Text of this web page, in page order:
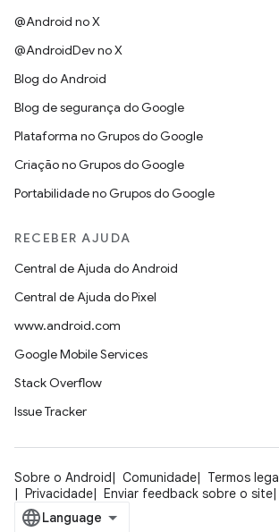
@Android no X
@AndroidDev no X
Blog do Android
Blog de segurança do Google
Plataforma no Grupos do Google
Criação no Grupos do Google
Portabilidade no Grupos do Google
RECEBER AJUDA
Central de Ajuda do Android
Central de Ajuda do Pixel
www.android.com
Google Mobile Services
Stack Overflow
Issue Tracker
Sobre o Android Comunidade Termos
Privacidade
Enviar feedback sobre o site